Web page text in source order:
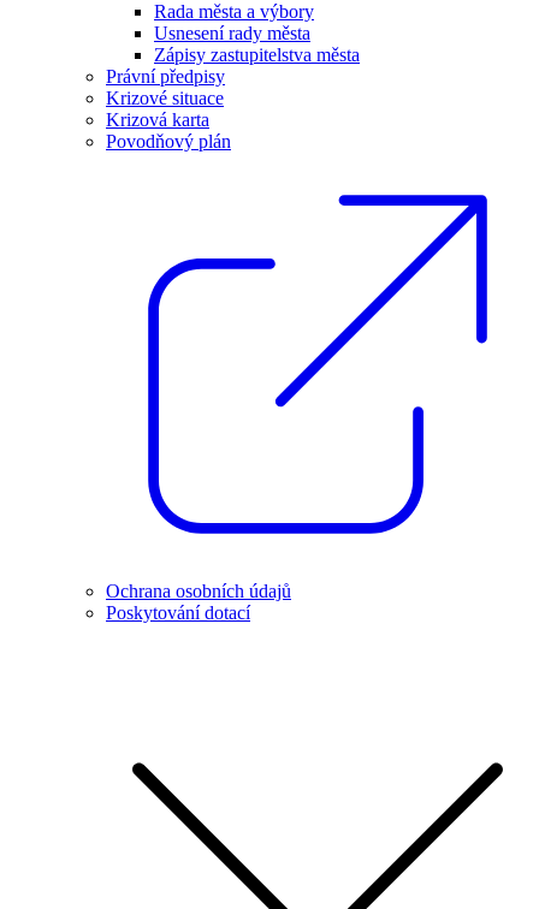
Rada města a výbory
Usnesení rady města
Zápisy zastupitelstva města
Právní předpisy
Krizové situace
Krizová karta
Povodňový plán
Ochrana osobních údajů
Poskytování dotací